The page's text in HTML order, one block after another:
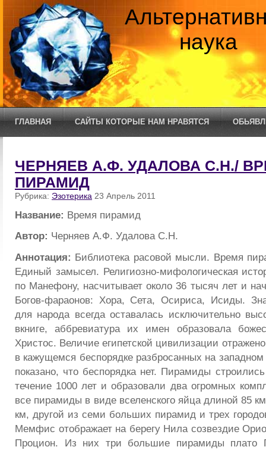
наука
ГЛАВНАЯ САЙТЫ КОТОРЫЕ НАМ НРАВЯТСЯ
ЧЕРНЯЕВ А.Ф. УДАЛОВА С.Н./
ПИРАМИД
Рубрика: Эзотерика 23 Апрель 2011
Название: Время пирамид
Автор: Черняев А.Ф. Удалова С.Н.
Аннотация: Библиотека расовой мысли. Время
Единый замысел. Религиозно-мифологическая
по Манефону, насчитывает около 36 тысяч лет и
Богов-фараонов: Хора, Сета, Осириса, Исиды.
для народа всегда оставалась исключительно
вкниге, аббревиатура их имен образовала
Христос. Величие египетской цивилизации
в кажущемся беспорядке разбросанных на
показано, что беспорядка нет. Пирамиды
течение 1000 лет и образовали два огромных
все пирамиды в виде вселенского яйца длиной 85
км, другой из семи больших пирамид и трех
Мемфис отображает на берегу Нила созвездие
Процион. Из них три большие пирамиды плато